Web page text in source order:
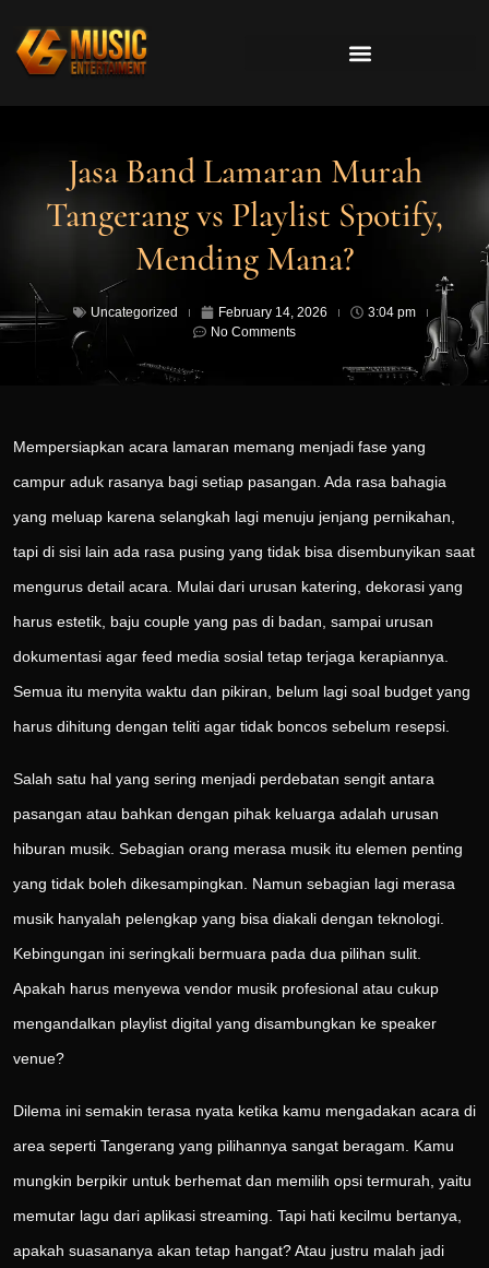
Jasa Band Lamaran Murah
Tangerang vs Playlist Spotify,
Mending Mana?
Uncategorized February 14, 2026
3:04 pm
No Comments
Mempersiapkan acara lamaran memang menjadi fase yang
campur aduk rasanya bagi setiap pasangan. Ada rasa bahagia
yang meluap karena selangkah lagi menuju jenjang pernikahan,
tapi di sisi lain ada rasa pusing yang tidak bisa disembunyikan saat
mengurus detail acara. Mulai dari urusan katering, dekorasi yang
harus estetik, baju couple yang pas di badan, sampai urusan
dokumentasi agar feed media sosial tetap terjaga kerapiannya.
Semua itu menyita waktu dan pikiran, belum lagi soal budget yang
harus dihitung dengan teliti agar tidak boncos sebelum resepsi.
Salah satu hal yang sering menjadi perdebatan sengit antara
pasangan atau bahkan dengan pihak keluarga adalah urusan
hiburan musik. Sebagian orang merasa musik itu elemen penting
yang tidak boleh dikesampingkan. Namun sebagian lagi merasa
musik hanyalah pelengkap yang bisa diakali dengan teknologi.
Kebingungan ini seringkali bermuara pada dua pilihan sulit.
Apakah harus menyewa vendor musik profesional atau cukup
mengandalkan playlist digital yang disambungkan ke speaker
venue?
Dilema ini semakin terasa nyata ketika kamu mengadakan acara di
area seperti Tangerang yang pilihannya sangat beragam. Kamu
mungkin berpikir untuk berhemat dan memilih opsi termurah, yaitu
memutar lagu dari aplikasi streaming. Tapi hati kecilmu bertanya,
apakah suasananya akan tetap hangat? Atau justru malah jadi